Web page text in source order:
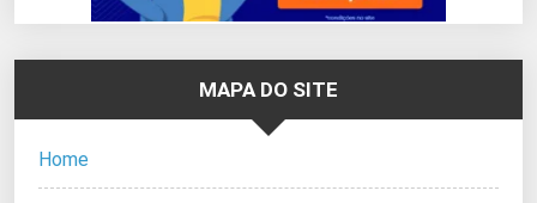
MAPA DO SITE
Home